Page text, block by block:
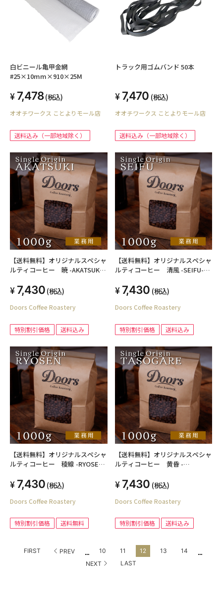
白ビニール亀甲金網
#25×10mm×910×25M
7,478 (税込)
オオチワークス ことよりモール店
送料込み（一部地域除く）
トラック用ゴムバンド 50本
7,470 (税込)
オオチワークス ことよりモール店
送料込み（一部地域除く）
【送料無料】オリジナルスペシャ
ルティコーヒー 暁 -AKATSUKI-
煎豆）
7,430 (税込)
Doors Coffee Roastery
特別割引価格 送料込み
【送料無料】オリジナルスペシャ
ルティコーヒー 清風 -SEIFU-
煎豆）
7,430 (税込)
Doors Coffee Roastery
特別割引価格 送料込み
【送料無料】オリジナルスペシャ
ルティコーヒー 稜線 -RYOSEN-
煎豆）
7,430 (税込)
Doors Coffee Roastery
特別割引価格 送料無料
【送料無料】オリジナルスペシャ
ルティコーヒー 黄昏 -
ン（業務用焙煎豆）
7,430 (税込)
Doors Coffee Roastery
特別割引価格 送料込み
FIRST PREV ... 10 11 12 13 14 ...
NEXT LAST